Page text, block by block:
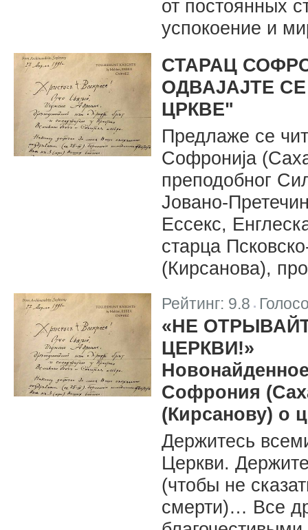
от постоянных
успокоение и
СТАРАЦ
ОДВАЈАЈТЕ
ЦРКВЕ"
Предлаже се
Софронија
преподобног
Јовано-
Ессекс,
старца
(Кирсанова),
Рейтинг: 9.8
«НЕ
ЦЕРКВИ!»
Софрония
(Кирсанову) о
Держитесь
Церкви.
(чтобы не
смерти)… Все